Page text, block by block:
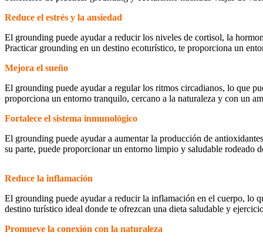
Reduce el estrés y la ansiedad
El grounding puede ayudar a reducir los niveles de cortisol, la
Practicar grounding en un destino ecoturístico, te proporciona un
Mejora el sueño
El grounding puede ayudar a regular los ritmos circadianos, lo que
proporciona un entorno tranquilo, cercano a la naturaleza y con un
Fortalece el sistema inmunológico
El grounding puede ayudar a aumentar la producción de
su parte, puede proporcionar un entorno limpio y saludable rodeado
Reduce la inflamación
El grounding puede ayudar a reducir la inflamación en el cuerpo, lo
destino turístico ideal donde te ofrezcan una dieta saludable y
Promueve la conexión con la naturaleza